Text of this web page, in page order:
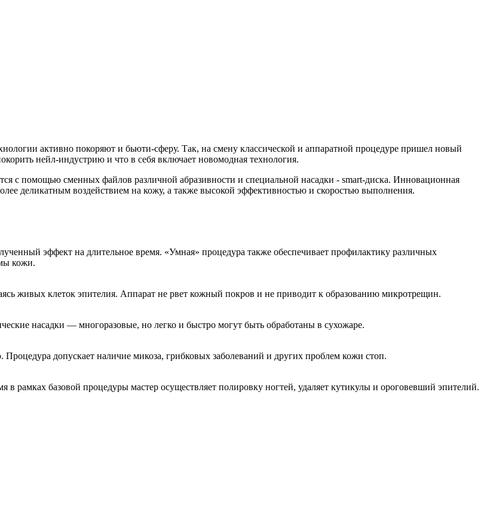
активно покоряют и бьюти-сферу. Так, на смену классической и аппаратной процедуре пришел новый
нейл-индустрию и что в себя включает новомодная технология.
с помощью сменных файлов различной абразивности и специальной насадки - smart-диска. Инновационная
деликатным воздействием на кожу, а также высокой эффективностью и скоростью выполнения.
эффект на длительное время. «Умная» процедура также обеспечивает профилактику различных
кожи.
живых клеток эпителия. Аппарат не рвет кожный покров и не приводит к образованию микротрещин.
насадки — многоразовые, но легко и быстро могут быть обработаны в сухожаре.
допускает наличие микоза, грибковых заболеваний и других проблем кожи стоп.
в рамках базовой процедуры мастер осуществляет полировку ногтей, удаляет кутикулы и ороговевший эпителий.